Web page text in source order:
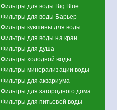
Фильтры для воды Big Blue
Фильтры для воды Барьер
Фильтры кувшины для воды
Фильтры для воды на кран
Фильтры для душа
Фильтры холодной воды
Фильтры минерализации воды
Фильтры для аквариума
Фильтры для загородного дома
Фильтры для питьевой воды